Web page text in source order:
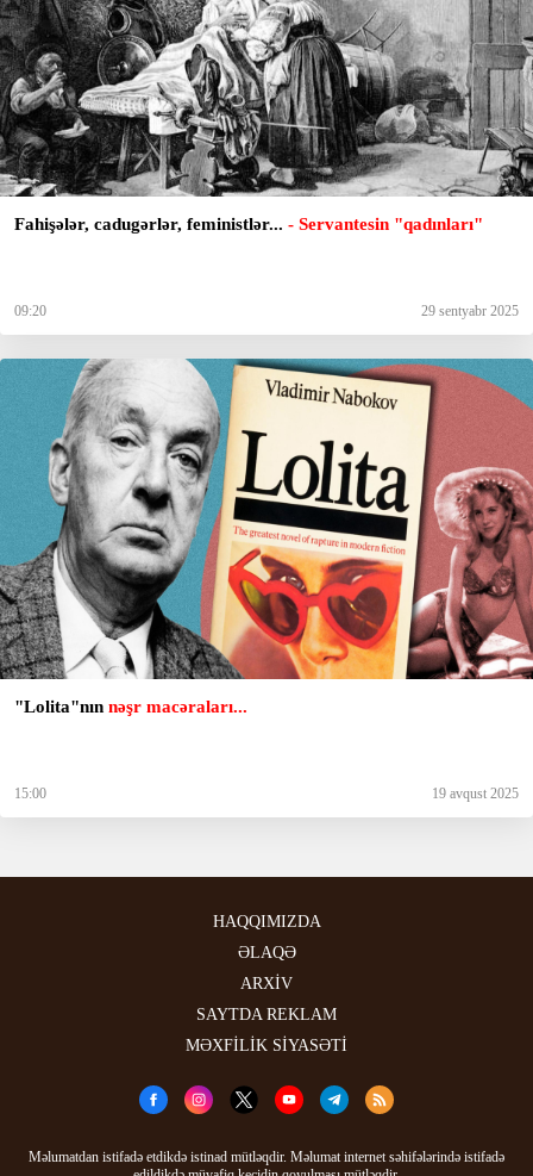
Fahişələr, cadugərlər, feministlər... - Servantesin "qadınları"
09:20 29 sentyabr 2025
"Lolita"nın nəşr macəraları...
15:00 19 avqust 2025
HAQQIMIZDA
ƏLAQƏ
ARXİV
SAYTDA REKLAM
MƏXFİLİK SİYASƏTİ
Məlumatdan istifadə etdikdə istinad mütləqdir. Məlumat internet səhifələrində istifadə